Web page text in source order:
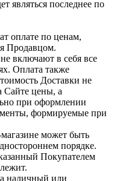
являться последнее по
оплате по ценам,
Продавцом.
включают в себя все
Оплата также
Доставки не
Сайте цены, а
при оформлении
формируемые при
может быть
порядке.
Покупателем
наличный или